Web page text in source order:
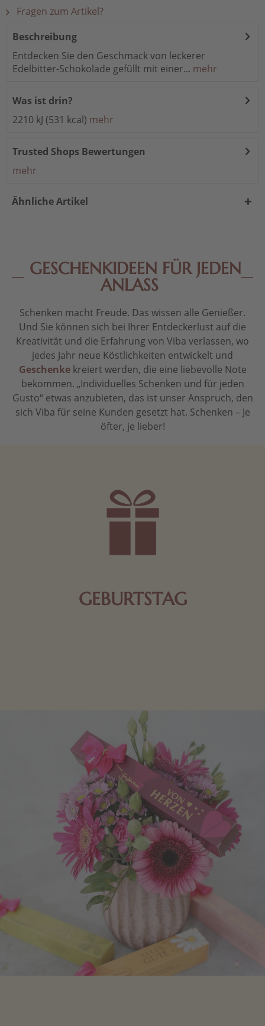
Fragen zum Artikel?
Beschreibung
Entdecken Sie den Geschmack von leckerer
Edelbitter-Schokolade gefüllt mit einer... mehr
Was ist drin?
2210 kJ (531 kcal) mehr
Trusted Shops Bewertungen
mehr
Ähnliche Artikel
GESCHENKIDEEN FÜR JEDEN
ANLASS
Schenken macht Freude. Das wissen alle Genießer.
Und Sie können sich bei Ihrer Entdeckerlust auf die
Kreativität und die Erfahrung von Viba verlassen, wo
jedes Jahr neue Köstlichkeiten entwickelt und
Geschenkekreiert werden, die eine liebevolle Note
bekommen. „Individuelles Schenken und für jeden
Gusto“ etwas anzubieten, das ist unser Anspruch, den
sich Viba für seine Kunden gesetzt hat. Schenken – Je
öfter, je lieber!
GEBURTSTAG